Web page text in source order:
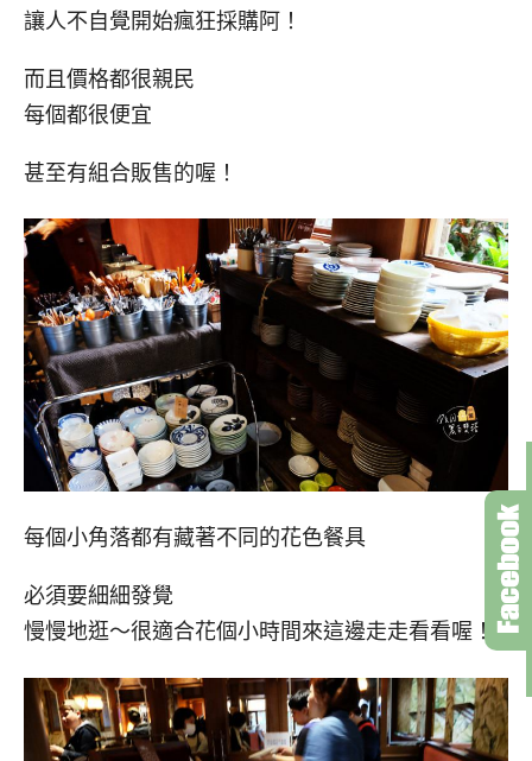
讓人不自覺開始瘋狂採購阿！
而且價格都很親民
每個都很便宜
甚至有組合販售的喔！
每個小角落都有藏著不同的花色餐具
必須要細細發覺
慢慢地逛～很適合花個小時間來這邊走走看看喔！